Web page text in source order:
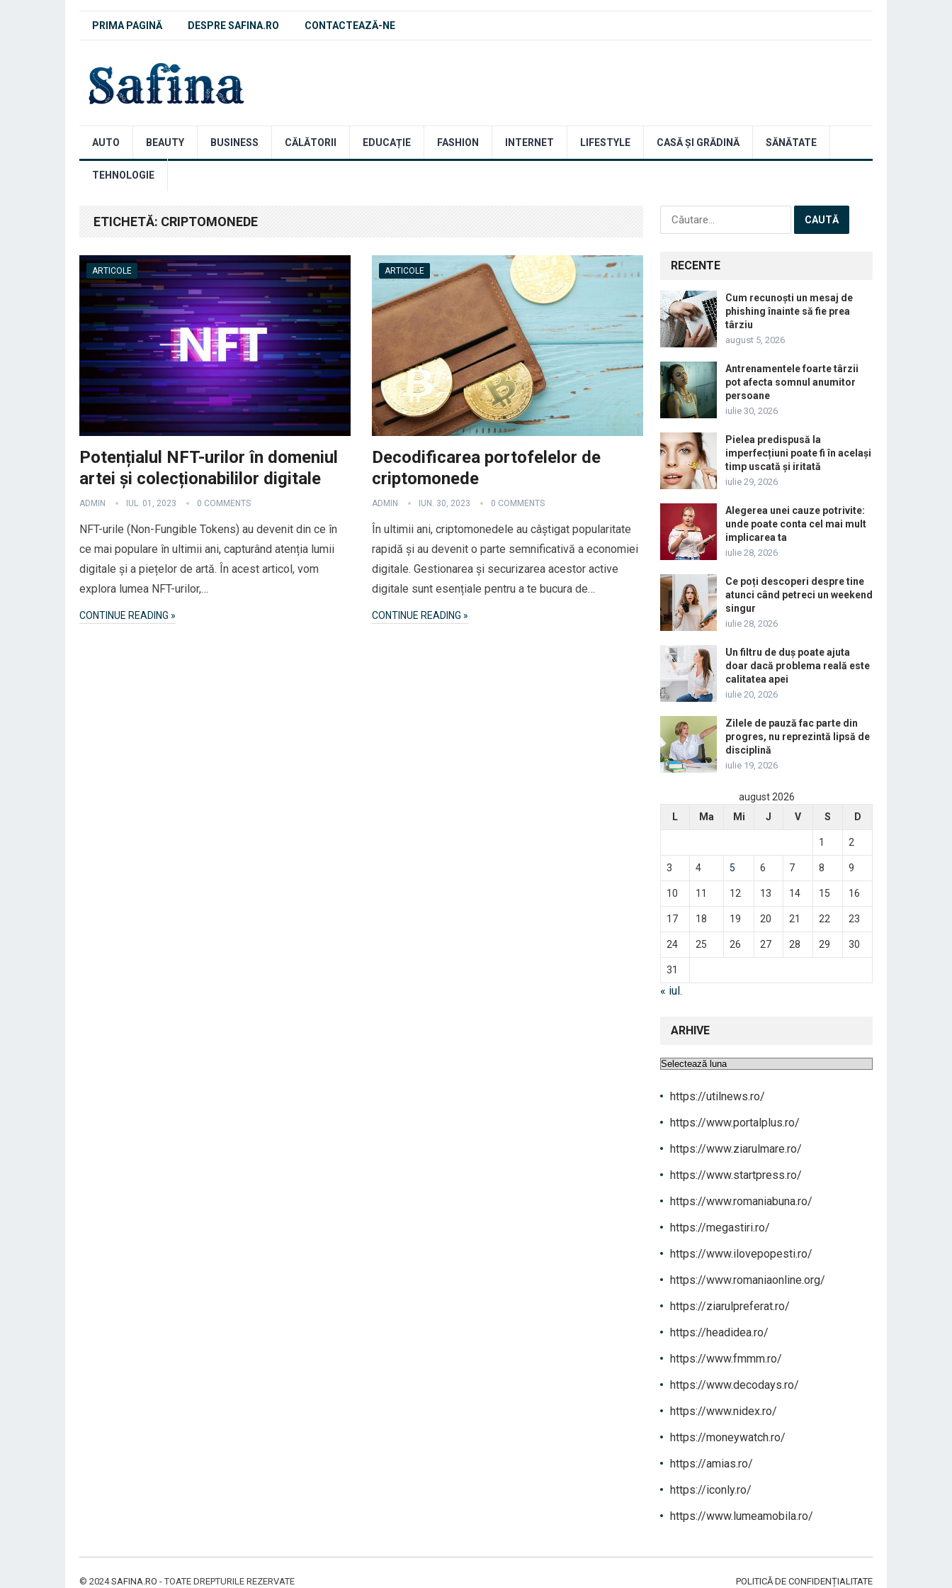
PRIMA PAGINĂ DESPRE SAFINA.RO CONTACTEAZĂ-NE
AUTO BEAUTY BUSINESS CĂLĂTORII EDUCAȚIE FASHION INTERNET LIFESTYLE CASĂ ȘI GRĂDINĂ SĂNĂTATE
TEHNOLOGIE
ETICHETĂ: CRIPTOMONEDE
ARTICOLE
Potențialul NFT-urilor în domeniul
artei și colecționabililor digitale
ADMIN IUL. 01, 2023 0 COMMENTS
NFT-urile (Non-Fungible Tokens) au devenit din ce în
ce mai populare în ultimii ani, capturând atenția lumii
digitale și a piețelor de artă. În acest articol, vom
explora lumea NFT-urilor,…
CONTINUE READING »
ARTICOLE
Decodificarea portofelelor de
criptomonede
ADMIN IUN. 30, 2023 0 COMMENTS
În ultimii ani, criptomonedele au câștigat popularitate
rapidă și au devenit o parte semnificativă a economiei
digitale. Gestionarea și securizarea acestor active
digitale sunt esențiale pentru a te bucura de…
CONTINUE READING »
Caută
după:
RECENTE
Cum recunoști un mesaj de
phishing înainte să fie prea
târziu
august 5, 2026
Antrenamentele foarte târzii
pot afecta somnul anumitor
persoane
iulie 30, 2026
Pielea predispusă la
imperfecțiuni poate fi în același
timp uscată și iritată
iulie 29, 2026
Alegerea unei cauze potrivite:
unde poate conta cel mai mult
implicarea ta
iulie 28, 2026
Ce poți descoperi despre tine
atunci când petreci un weekend
singur
iulie 28, 2026
Un filtru de duș poate ajuta
doar dacă problema reală este
calitatea apei
iulie 20, 2026
Zilele de pauză fac parte din
progres, nu reprezintă lipsă de
disciplină
iulie 19, 2026
august 2026
L
Ma Mi J V S D
1 2
3 4 5 6 7 8 9
10 11 12 13 14 15 16
17 18 19 20 21 22 23
24 25 26 27 28 29 30
31
« iul.
ARHIVE
Arhive
https://utilnews.ro/
https://www.portalplus.ro/
https://www.ziarulmare.ro/
https://www.startpress.ro/
https://www.romaniabuna.ro/
https://megastiri.ro/
https://www.ilovepopesti.ro/
https://www.romaniaonline.org/
https://ziarulpreferat.ro/
https://headidea.ro/
https://www.fmmm.ro/
https://www.decodays.ro/
https://www.nidex.ro/
https://moneywatch.ro/
https://amias.ro/
https://iconly.ro/
https://www.lumeamobila.ro/
© 2024SAFINA.RO - TOATE DREPTURILE REZERVATE POLITICĂ DE CONFIDENȚIALITATE